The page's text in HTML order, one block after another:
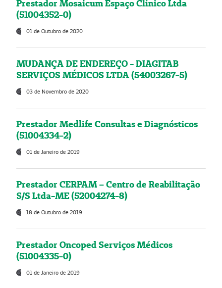
Prestador Mosaicum Espaço Clínico Ltda
(51004352-0)
01 de Outubro de 2020
MUDANÇA DE ENDEREÇO - DIAGITAB
SERVIÇOS MÉDICOS LTDA (54003267-5)
03 de Novembro de 2020
Prestador Medlife Consultas e Diagnósticos
(51004334-2)
01 de Janeiro de 2019
Prestador CERPAM – Centro de Reabilitação
S/S Ltda-ME (52004274-8)
18 de Outubro de 2019
Prestador Oncoped Serviços Médicos
(51004335-0)
01 de Janeiro de 2019